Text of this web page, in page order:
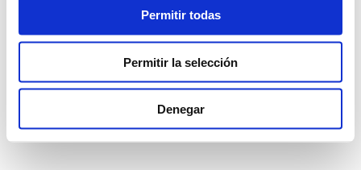
Permitir todas
Permitir la selección
Denegar